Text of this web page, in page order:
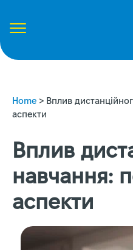
Home > Вплив
аспекти
Вплив
навчання:
аспекти